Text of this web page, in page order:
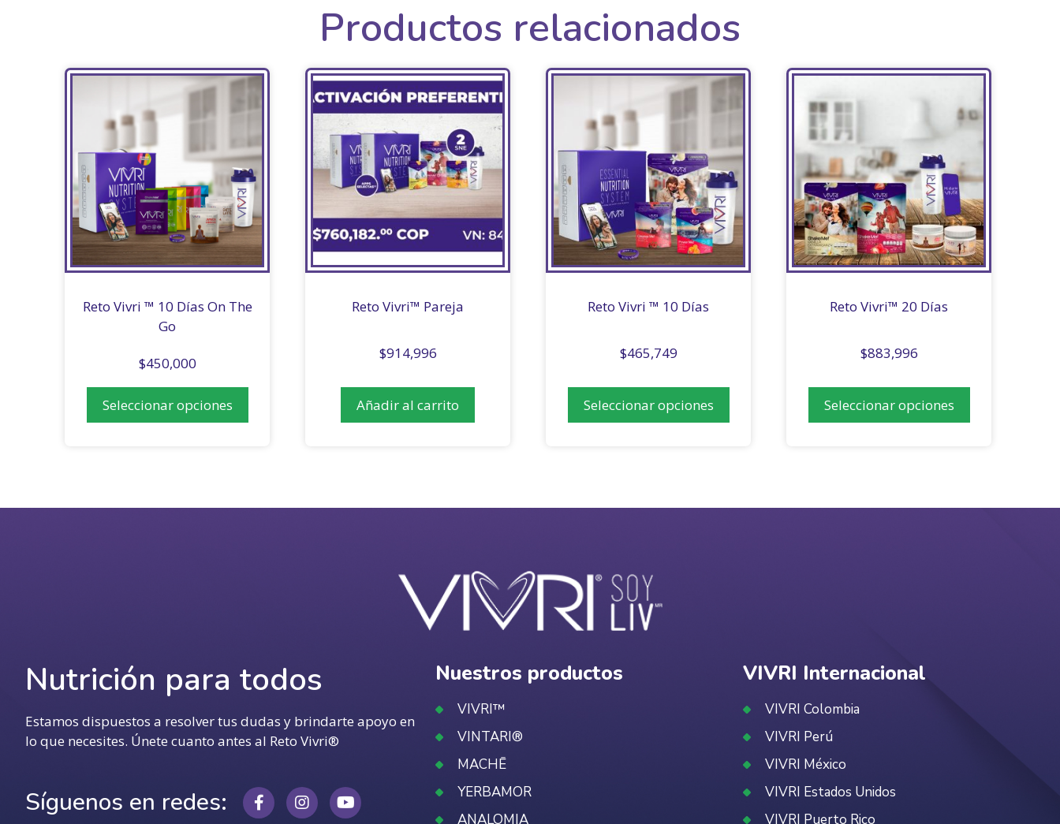
Productos relacionados
Reto Vivri ™ 10 Días On The
Go
$450,000
Seleccionar opciones
Reto Vivri™ Pareja
$914,996
Añadir al carrito
Reto Vivri ™ 10 Días
$465,749
Seleccionar opciones
Reto Vivri™ 20 Días
$883,996
Seleccionar opciones
Nutrición para todos
Estamos dispuestos a resolver tus dudas y brindarte apoyo en
lo que necesites. Únete cuanto antes al Reto Vivri®
Síguenos en redes:
Nuestros productos
VIVRI™
VINTARI®
MACHĒ
YERBAMOR
ANALOMIA
VIVRI Internacional
VIVRI Colombia
VIVRI Perú
VIVRI México
VIVRI Estados Unidos
VIVRI Puerto Rico